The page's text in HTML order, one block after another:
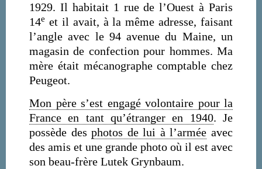
1929. Il habitait 1 rue de l’Ouest à Paris
14e et il avait, à la même adresse, faisant
l’angle avec le 94 avenue du Maine, un
magasin de confection pour hommes. Ma
mère était mécanographe comptable chez
Peugeot.
Mon père s’est engagé volontaire pour la
France en tant qu’étranger en 1940. Je
possède desphotos de lui à l’armée avec
des amis et une grande photo où il est avec
son beau-frère Lutek Grynbaum.